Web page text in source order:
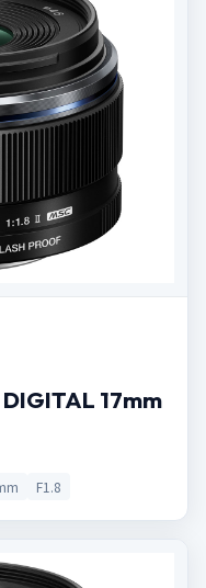
DIGITAL 17mm
F1.8